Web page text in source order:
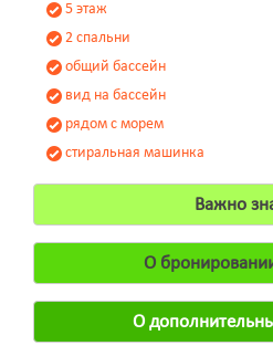
5 этаж
2 спальни
общий бассейн
вид на бассейн
рядом с морем
стиральная машинка
Важно
О
О